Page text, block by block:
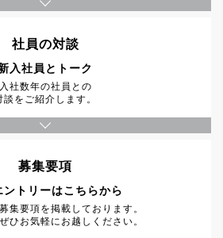
社員の対談
入社員とトーク
入社数年の社員との
談をご紹介します。
募集要項
ントリーはこちらから
集要項を掲載しております。
ひお気軽にお越しください。